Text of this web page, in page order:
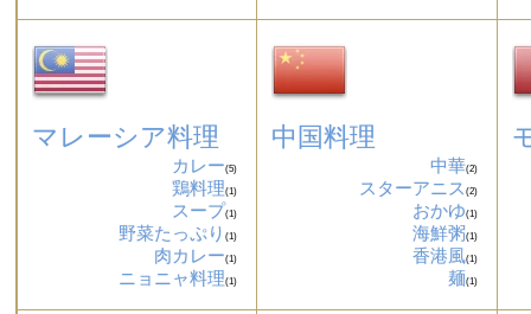
マレーシア料理
カレー(5)
鶏料理(1)
スープ(1)
野菜たっぷり(1)
肉カレー(1)
ニョニャ料理(1)
中国料理
中華(2)
スターアニス (2)
おかゆ(1)
海鮮粥(1)
香港風(1)
麺(1)